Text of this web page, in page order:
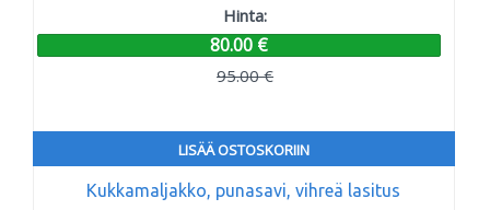
Hinta:
80.00 €
95.00 €
LISÄÄ OSTOSKORIIN
Kukkamaljakko, punasavi, vihreä lasitus